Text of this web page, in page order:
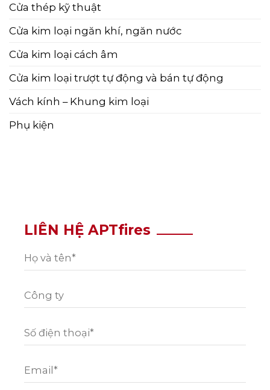
Cửa thép kỹ thuật
Cửa kim loại ngăn khí, ngăn nước
Cửa kim loại cách âm
Cửa kim loại trượt tự động và bán tự động
Vách kính – Khung kim loại
Phụ kiện
LIÊN HỆ APTfires